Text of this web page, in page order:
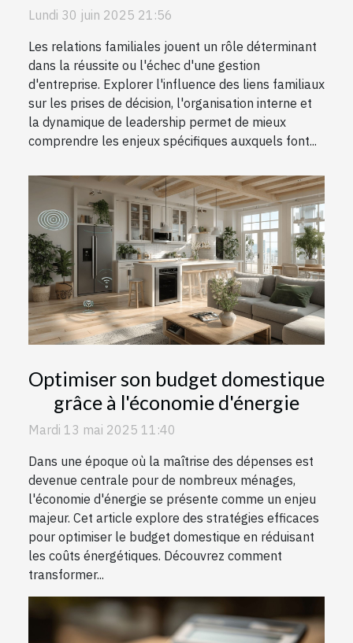
Lundi 30 juin 2025 21:56
Les relations familiales jouent un rôle déterminant
dans la réussite ou l'échec d'une gestion
d'entreprise. Explorer l'influence des liens familiaux
sur les prises de décision, l'organisation interne et
la dynamique de leadership permet de mieux
comprendre les enjeux spécifiques auxquels font...
Optimiser son budget domestique
grâce à l'économie d'énergie
Mardi 13 mai 2025 11:40
Dans une époque où la maîtrise des dépenses est
devenue centrale pour de nombreux ménages,
l'économie d'énergie se présente comme un enjeu
majeur. Cet article explore des stratégies efficaces
pour optimiser le budget domestique en réduisant
les coûts énergétiques. Découvrez comment
transformer...